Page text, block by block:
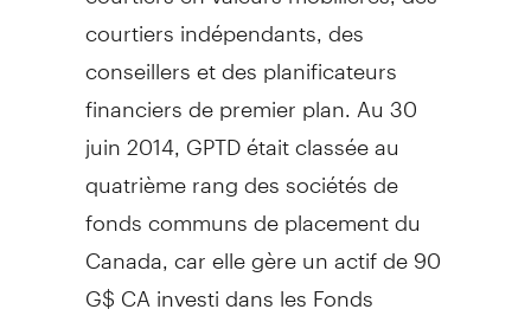
courtiers indépendants, des
conseillers et des planificateurs
financiers de premier plan. Au 30
juin 2014, GPTD était classée au
quatrième rang des sociétés de
fonds communs de placement du
Canada , car elle gère un actif de 90
G$ CA investi dans les Fonds